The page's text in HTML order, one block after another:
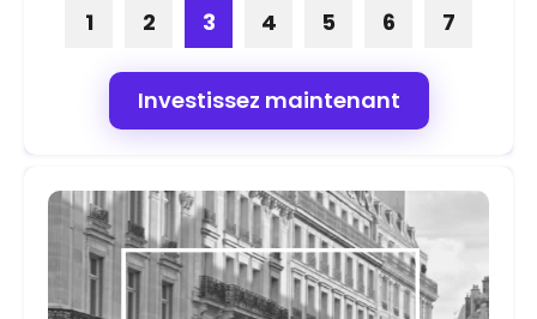
1 2 3 4 5 6 7
Investissez maintenant